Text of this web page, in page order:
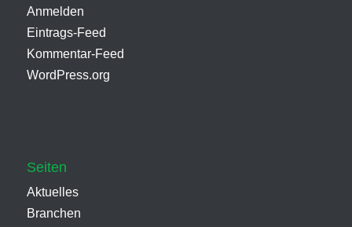
Anmelden
Eintrags-Feed
Kommentar-Feed
WordPress.org
Seiten
Aktuelles
Branchen